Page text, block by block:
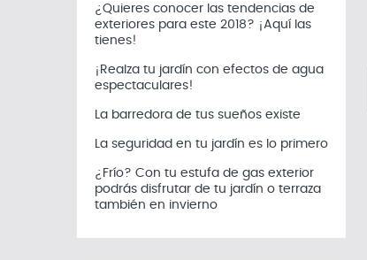
¿Quieres conocer las tendencias de
exteriores para este 2018? ¡Aquí las
tienes!
¡Realza tu jardín con efectos de agua
espectaculares!
La barredora de tus sueños existe
La seguridad en tu jardín es lo primero
¿Frío? Con tu estufa de gas exterior
podrás disfrutar de tu jardín o terraza
también en invierno